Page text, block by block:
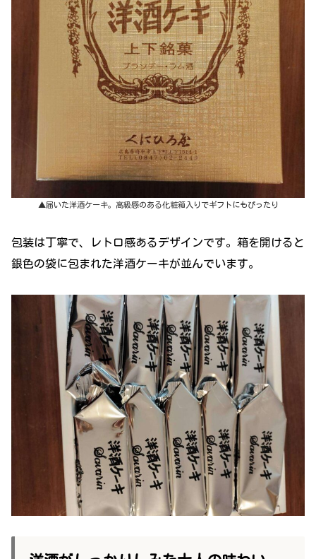
▲届いた洋酒ケーキ。高級感のある化粧箱入りでギフトにもぴったり
包装は丁寧で、レトロ感あるデザインです。箱を開けると
銀色の袋に包まれた洋酒ケーキが並んでいます。